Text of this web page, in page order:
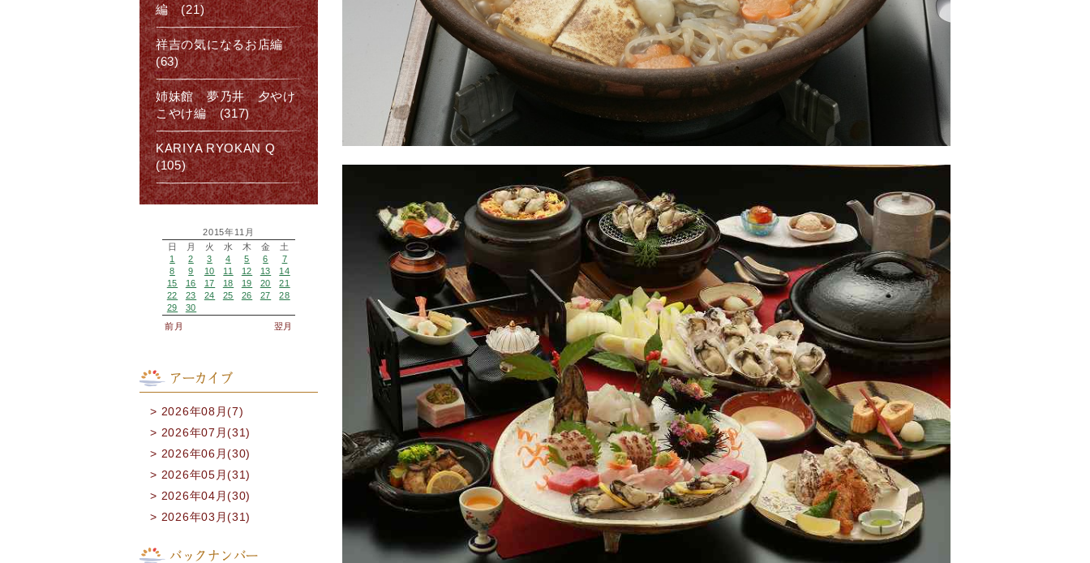
編 (21)
祥吉の気になるお店編
(63)
姉妹館 夢乃井 夕やけ
こやけ編 (317)
KARIYA RYOKAN Q
(105)
2015年11月
日
月 火 水 木 金
土
1
2 3 4 5 6
7
8
9 10 11 12 13
14
15
16 17 18 19 20
21
22
23 24 25 26 27
28
29
30
前月
翌月
アーカイブ
2026年08月(7)
2026年07月(31)
2026年06月(30)
2026年05月(31)
2026年04月(30)
2026年03月(31)
バックナンバー